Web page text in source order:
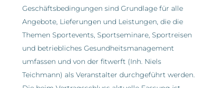
Geschäftsbedingungen sind Grundlage für alle
Angebote, Lieferungen und Leistungen, die die
Themen Sportevents, Sportseminare, Sportreisen
und betriebliches Gesundheitsmanagement
umfassen und von der fitwerft (Inh. Niels
Teichmann) als Veranstalter durchgeführt werden.